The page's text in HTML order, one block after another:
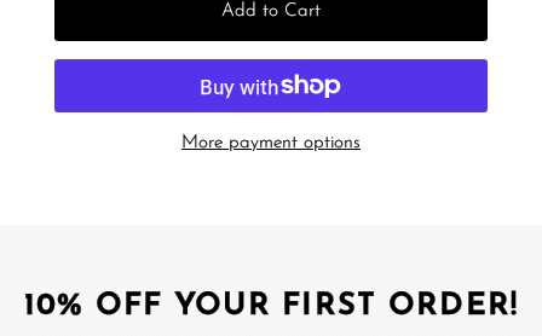
Add to Cart
More payment options
10% OFF YOUR FIRST ORDER!